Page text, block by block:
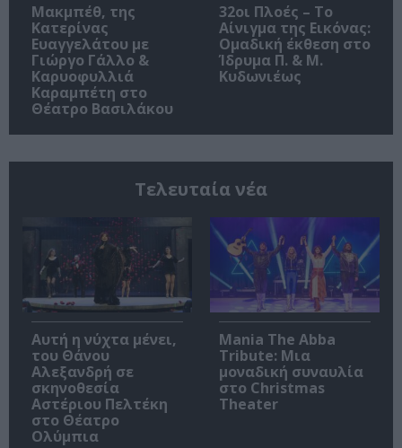
Μακμπέθ, της
Κατερίνας
Ευαγγελάτου με
Γιώργο Γάλλο &
Καρυοφυλλιά
Καραμπέτη στο
Θέατρο Βασιλάκου
32οι Πλοές – Το
Αίνιγμα της Εικόνας:
Ομαδική έκθεση στο
Ίδρυμα Π. & Μ.
Κυδωνιέως
Τελευταία νέα
Αυτή η νύχτα μένει,
του Θάνου
Αλεξανδρή σε
σκηνοθεσία
Αστέριου Πελτέκη
στο Θέατρο
Ολύμπια
Mania The Abba
Tribute: Μια
μοναδική συναυλία
στο Christmas
Theater